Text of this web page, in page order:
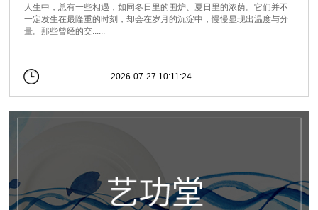
人生中，总有一些相遇，如同冬日里的围炉、夏日里的浓荫。它们并不
一定发生在最隆重的时刻，却会在岁月的沉淀中，慢慢显现出温度与分
量。那些曾经的交......
2026-07-27 10:11:24